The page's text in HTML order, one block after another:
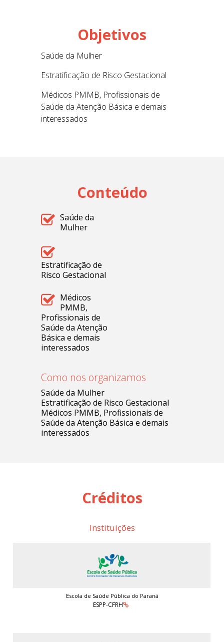
Objetivos
Saúde da Mulher
Estratificação de Risco Gestacional
Médicos PMMB, Profissionais de
Saúde da Atenção Básica e demais
interessados
Conteúdo
Saúde da
Mulher
Estratificação de
Risco Gestacional
Médicos
PMMB,
Profissionais de
Saúde da Atenção
Básica e demais
interessados
Como nos organizamos
Saúde da Mulher
Estratificação de Risco Gestacional
Médicos PMMB, Profissionais de
Saúde da Atenção Básica e demais
interessados
Créditos
Instituições
Escola de Saúde Pública do Paraná
ESPP-CFRH